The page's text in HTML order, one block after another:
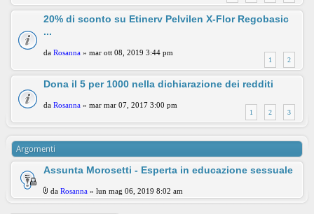
20% di sconto su Etinerv Pelvilen X-Flor Regobasic
...
1 2
da Rosanna » mar ott 08, 2019 3:44 pm
Dona il 5 per 1000 nella dichiarazione dei redditi
1 2 3
da Rosanna » mar mar 07, 2017 3:00 pm
Argomenti
Assunta Morosetti - Esperta in educazione sessuale
da Rosanna » lun mag 06, 2019 8:02 am